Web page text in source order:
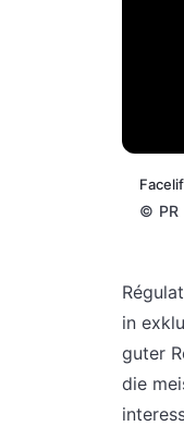
© PR
in
guter
die